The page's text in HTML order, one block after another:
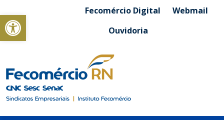
Abrir a barra de ferramentasFecomércio Digital
Webmail
Ouvidoria